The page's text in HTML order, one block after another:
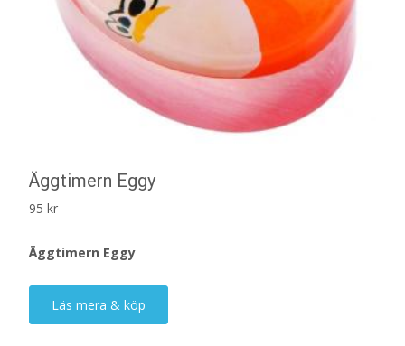
Äggtimern Eggy
95 kr
Äggtimern Eggy
Läs mera & köp